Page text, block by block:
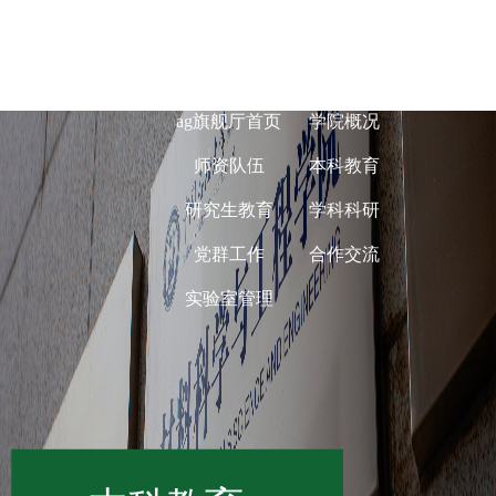
ag旗舰厅首页 学院概况
师资队伍 本科教育
研究生教育 学科科研
党群工作 合作交流
实验室管理